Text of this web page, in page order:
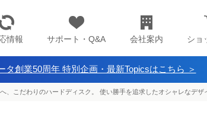
情報 サポート・Q&A 会社案内 ショ
タ創業50周年 特別企画・最新Topicsはこちら ＞
、こだわりのハードディスク。 使い勝手を追求したオシャレなデザ